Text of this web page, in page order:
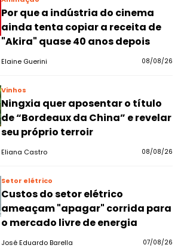
Por que a indústria do cinema
ainda tenta copiar a receita de
"Akira" quase 40 anos depois
Elaine Guerini 08/08/26
Vinhos
Ningxia quer aposentar o título
de “Bordeaux da China” e revelar
seu próprio terroir
Eliana Castro 08/08/26
Setor elétrico
Custos do setor elétrico
ameaçam "apagar" corrida para
o mercado livre de energia
José Eduardo Barella 07/08/26